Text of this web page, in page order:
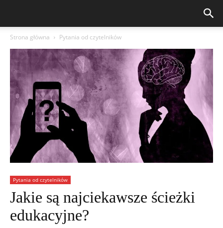
Strona główna Pytania od czytelników
Pytania od czytelników
Jakie są najciekawsze ścieżki
edukacyjne?